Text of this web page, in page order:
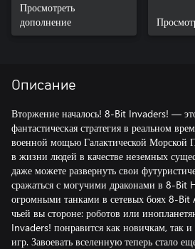
Просмотреть
дополнение
Описание
Вторжение началось! 8-Bit Invaders! —
фантастическая стратегия в реальном
военной мощью Галактической Морской
в жизни людей в качестве неземных
даже можете развернуть свои
сражаться с могучими драконами в 8-Bit
огромными танками в сетевых боях 8-
чьей вы стороне: роботов или
Invaders! понравится как новичкам, так
игр. Завоевать вселенную теперь стало